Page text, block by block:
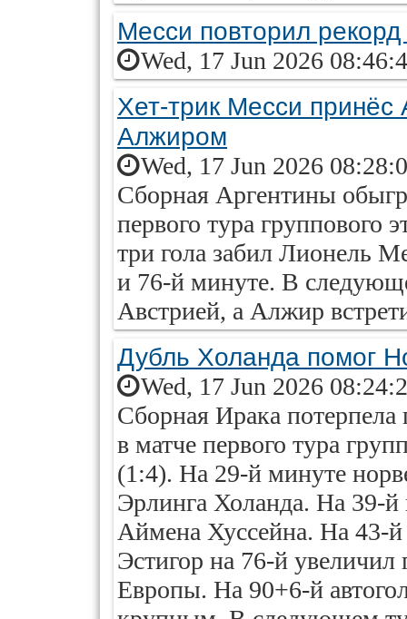
Месси повторил
Wed, 17 Jun 2026
Хет-трик Месси принёс
Алжиром
Wed, 17 Jun 2026
Сборная Аргентины
первого тура группового
три гола забил Лионель
и 76-й минуте. В
Австрией, а Алжир
Дубль Холанда помог
Wed, 17 Jun 2026
Сборная Ирака
в матче первого тура
(1:4). На 29-й минуте
Эрлинга Холанда. На 39-
Аймена Хуссейна. На 43-
Эстигор на 76-й увеличил
Европы. На 90+6-й